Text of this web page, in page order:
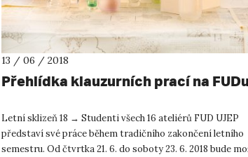
13 / 06 / 2018
Přehlídka klauzurních prací na FUDu
Letní sklizeň 18 → Studenti všech 16 ateliérů FUD UJEP
představí své práce během tradičního zakončení letního
semestru. Od čtvrtka 21. 6. do soboty 23. 6. 2018 bude